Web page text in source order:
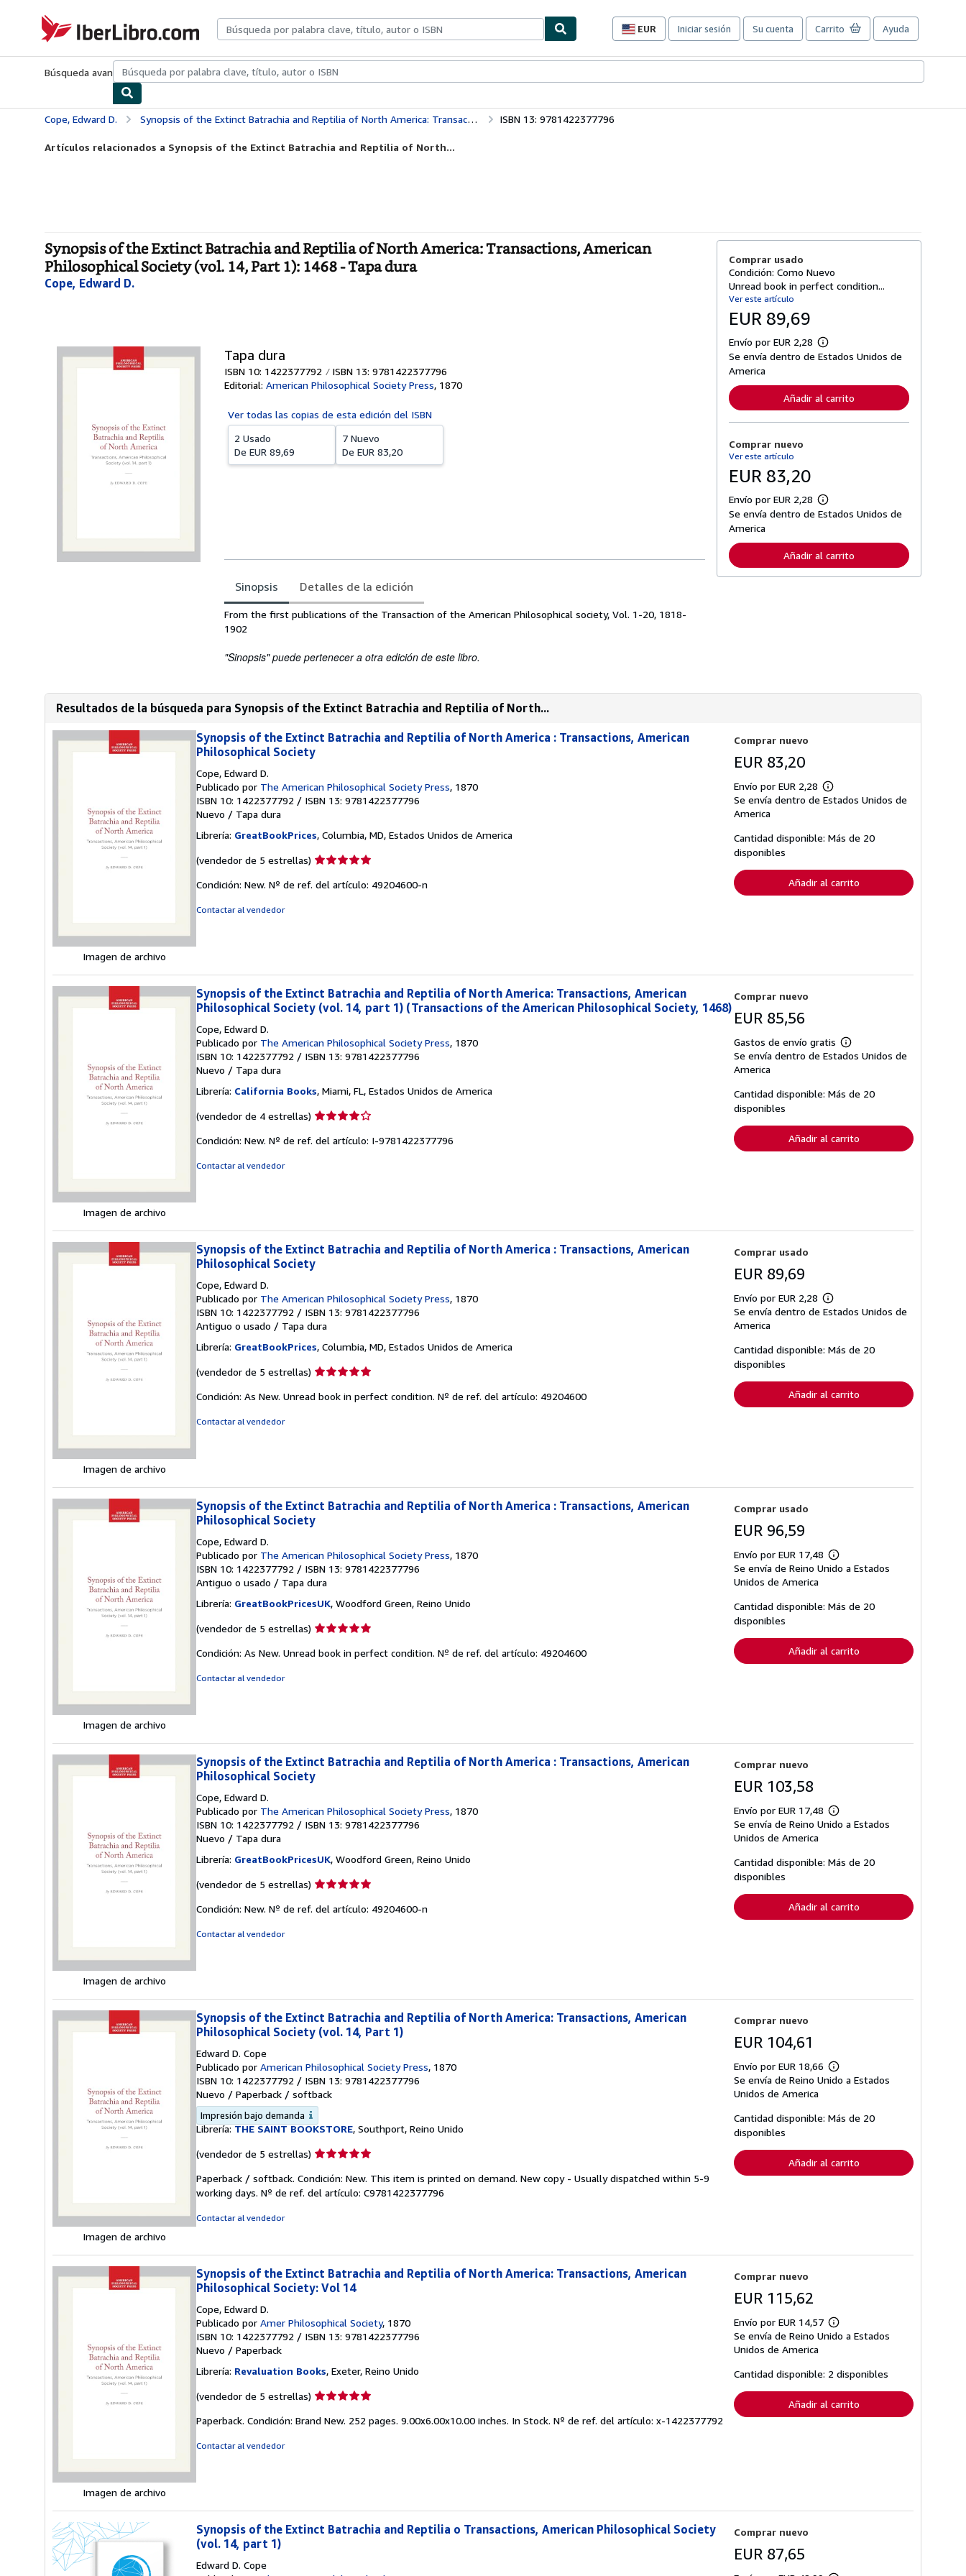
IberLibro.com
EUR
Preferencias
compra
sitio.
Iniciar sesión Su cuenta Carrito Ayuda
Búsqueda avanzadaColecciones Libros antiguosArte y coleccionismo
Cope, Edward D. Synopsis of the Extinct Batrachia and Reptilia of North America: Transactions, American Philosophical Society (vol. 14, Part 1): 1468 ISBN 13: 9781422377796
Artículos relacionados a Synopsis of the Extinct Batrachia and Reptilia of North...
Synopsis of the Extinct Batrachia and Reptilia of North America: Transactions, American
Philosophical Society (vol. 14, Part 1): 1468 - Tapa dura
Cope, Edward D.
Tapa dura
ISBN 10: 1422377792
ISBN 13: 9781422377796
Editorial: American Philosophical Society Press, 1870
Ver todas las copias de esta edición del ISBN
2 Usado
De EUR 89,69
7 Nuevo
De EUR 83,20
Sinopsis Detalles de la edición
Sinopsis
From the first publications of the Transaction of the American Philosophical society, Vol. 1-20, 1818-
1902
"Sinopsis" puede pertenecer a otra edición de este libro.
Comprar usado
Condición: Como Nuevo
Unread book in perfect condition...
Ver este artículo
EUR 89,69
Envío por EUR 2,28
M
á
f
o
r
s
o
b
e
l
a
n
Se envía dentro de Estados Unidos de
America
Añadir al carrito
Comprar nuevo
Ver este artículo
EUR 83,20
Envío por EUR 2,28
M
á
f
o
r
f
a
s
e
í
o
Se envía dentro de Estados Unidos de
America
Añadir al carrito
Resultados de la búsqueda para Synopsis of the Extinct Batrachia and Reptilia of North...
Imagen de archivo
Synopsis of the Extinct Batrachia and Reptilia of North America : Transactions, American
Philosophical Society
Cope, Edward D.
Publicado por The American Philosophical Society Press, 1870
ISBN 10: 1422377792 / ISBN 13: 9781422377796
Nuevo / Tapa dura
Librería: GreatBookPrices, Columbia, MD, Estados Unidos de America
(vendedor de 5 estrellas) Calificación
vendedor:
Condición: New. Nº de ref. del artículo: 49204600-n
Contactar al vendedor
Comprar nuevo
EUR 83,20
Envío por EUR 2,28
Más
información
tarifas
de
Se envía dentro de Estados Unidos de
America
Cantidad disponible: Más de 20
disponibles
Añadir al carrito
Imagen de archivo
Synopsis of the Extinct Batrachia and Reptilia of North America: Transactions, American
Philosophical Society (vol. 14, part 1) (Transactions of the American Philosophical Society, 1468)
Cope, Edward D.
Publicado por The American Philosophical Society Press, 1870
ISBN 10: 1422377792 / ISBN 13: 9781422377796
Nuevo / Tapa dura
Librería: California Books, Miami, FL, Estados Unidos de America
(vendedor de 4 estrellas) Calificación
vendedor:
Condición: New. Nº de ref. del artículo: I-9781422377796
Contactar al vendedor
Comprar nuevo
EUR 85,56
Gastos de envío gratis
Más
información
tarifas
de
Se envía dentro de Estados Unidos de
America
Cantidad disponible: Más de 20
disponibles
Añadir al carrito
Imagen de archivo
Synopsis of the Extinct Batrachia and Reptilia of North America : Transactions, American
Philosophical Society
Cope, Edward D.
Publicado por The American Philosophical Society Press, 1870
ISBN 10: 1422377792 / ISBN 13: 9781422377796
Antiguo o usado / Tapa dura
Librería: GreatBookPrices, Columbia, MD, Estados Unidos de America
(vendedor de 5 estrellas) Calificación
vendedor:
Condición: As New. Unread book in perfect condition. Nº de ref. del artículo: 49204600
Contactar al vendedor
Comprar usado
EUR 89,69
Envío por EUR 2,28
Más
información
tarifas
de
Se envía dentro de Estados Unidos de
America
Cantidad disponible: Más de 20
disponibles
Añadir al carrito
Imagen de archivo
Synopsis of the Extinct Batrachia and Reptilia of North America : Transactions, American
Philosophical Society
Cope, Edward D.
Publicado por The American Philosophical Society Press, 1870
ISBN 10: 1422377792 / ISBN 13: 9781422377796
Antiguo o usado / Tapa dura
Librería: GreatBookPricesUK, Woodford Green, Reino Unido
(vendedor de 5 estrellas) Calificación
vendedor:
Condición: As New. Unread book in perfect condition. Nº de ref. del artículo: 49204600
Contactar al vendedor
Comprar usado
EUR 96,59
Envío por EUR 17,48
Más
información
tarifas
de
Se envía de Reino Unido a Estados
Unidos de America
Cantidad disponible: Más de 20
disponibles
Añadir al carrito
Imagen de archivo
Synopsis of the Extinct Batrachia and Reptilia of North America : Transactions, American
Philosophical Society
Cope, Edward D.
Publicado por The American Philosophical Society Press, 1870
ISBN 10: 1422377792 / ISBN 13: 9781422377796
Nuevo / Tapa dura
Librería: GreatBookPricesUK, Woodford Green, Reino Unido
(vendedor de 5 estrellas) Calificación
vendedor:
Condición: New. Nº de ref. del artículo: 49204600-n
Contactar al vendedor
Comprar nuevo
EUR 103,58
Envío por EUR 17,48
Más
información
tarifas
de
Se envía de Reino Unido a Estados
Unidos de America
Cantidad disponible: Más de 20
disponibles
Añadir al carrito
Imagen de archivo
Synopsis of the Extinct Batrachia and Reptilia of North America: Transactions, American
Philosophical Society (vol. 14, Part 1)
Edward D. Cope
Publicado por American Philosophical Society Press, 1870
ISBN 10: 1422377792 / ISBN 13: 9781422377796
Nuevo / Paperback / softback
Impresión bajo demanda
Librería: THE SAINT BOOKSTORE, Southport, Reino Unido
(vendedor de 5 estrellas) Calificación
vendedor:
5
Paperback / softback. Condición: New. This item is printed on demand. New copy - Usually dispatched within 5-9
working days. Nº de ref. del artículo: C9781422377796
Contactar al vendedor
Comprar nuevo
EUR 104,61
Envío por EUR 18,66
Más
información
tarifas
de
Se envía de Reino Unido a Estados
Unidos de America
Cantidad disponible: Más de 20
disponibles
Añadir al carrito
Imagen de archivo
Synopsis of the Extinct Batrachia and Reptilia of North America: Transactions, American
Philosophical Society: Vol 14
Cope, Edward D.
Publicado por Amer Philosophical Society, 1870
ISBN 10: 1422377792 / ISBN 13: 9781422377796
Nuevo / Paperback
Librería: Revaluation Books, Exeter, Reino Unido
(vendedor de 5 estrellas) Calificación
vendedor:
Paperback. Condición: Brand New. 252 pages. 9.00x6.00x10.00 inches. In Stock. Nº de ref. del artículo: x-1422377792
Contactar al vendedor
Comprar nuevo
EUR 115,62
Envío por EUR 14,57
Más
información
tarifas
de
envío
Se envía de Reino Unido a Estados
Unidos de America
Cantidad disponible: 2 disponibles
Añadir al carrito
Synopsis of the Extinct Batrachia and Reptilia o Transactions, American Philosophical Society
(vol. 14, part 1)
Edward D. Cope
Comprar nuevo
EUR 87,65